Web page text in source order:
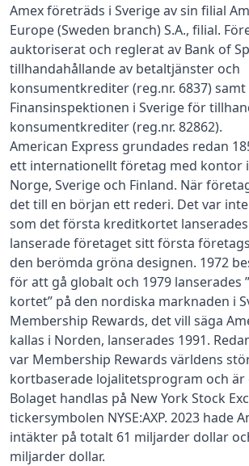
Amex företräds i Sverige av sin filial
Europe (Sweden branch) S.A., filial.
auktoriserat och reglerat av Bank of
tillhandahållande av betaltjänster och
konsumentkrediter (reg.nr. 6837) samt
Finansinspektionen i Sverige för
konsumentkrediter (reg.nr. 82862).
American Express grundades redan
ett internationellt företag med kontor
Norge, Sverige och Finland. När
det till en början ett rederi. Det var
som det första kreditkortet lanserades
lanserade företaget sitt första
den berömda gröna designen. 1972
för att gå globalt och 1979 lanserades
kortet” på den nordiska marknaden i
Membership Rewards, det vill säga
kallas i Norden, lanserades 1991.
var Membership Rewards världens
kortbaserade lojalitetsprogram och är
Bolaget handlas på New York Stock
tickersymbolen NYSE:AXP. 2023 hade
intäkter på totalt 61 miljarder dollar
miljarder dollar.